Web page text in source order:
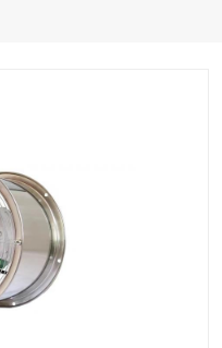
镁质防火风管
通风管道
消防风机